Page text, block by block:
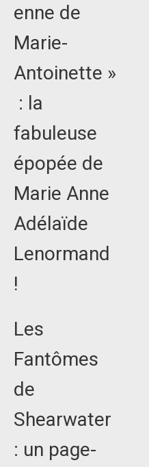
enne de
Marie-
Antoinette »
: la
fabuleuse
épopée de
Marie Anne
Adélaïde
Lenormand
!
Les
Fantômes
de
Shearwater
: un page-